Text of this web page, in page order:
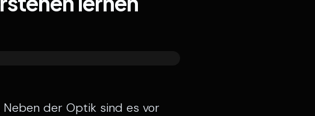
der Optik sind es vor